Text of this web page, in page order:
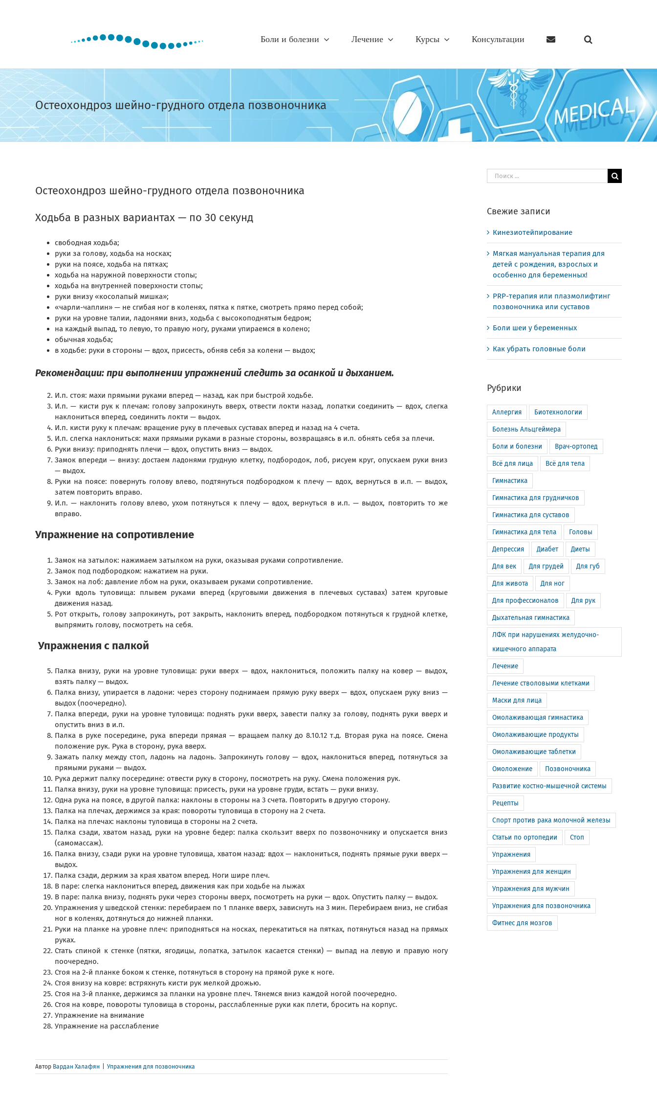
Боли и болезни Лечение Курсы Консультации
Остеохондроз шейно-грудного отдела позвоночника
Image
Остеохондроз шейно-грудного отдела позвоночника
Ходьба в разных вариантах — по 30 секунд
свободная ходьба;
руки за голову, ходьба на носках;
руки на поясе, ходьба на пятках;
ходьба на наружной поверхности стопы;
ходьба на внутренней поверхности стопы;
руки внизу «косолапый мишка»;
«чарли-чаплин» — не сгибая ног в коленях, пятка к пятке, смотреть прямо перед собой;
руки на уровне талии, ладонями вниз, ходьба с высокоподнятым бедром;
на каждый выпад, то левую, то правую ногу, руками упираемся в колено;
обычная ходьба;
в ходьбе: руки в стороны — вдох, присесть, обняв себя за колени — выдох;
Рекомендации: при выполнении упражнений следить за осанкой и дыханием.
И.п. стоя: махи прямыми руками вперед — назад, как при быстрой ходьбе.
И.п. — кисти рук к плечам: голову запрокинуть вверх, отвести локти назад, лопатки соединить — вдох, слегка
наклониться вперед, соединить локти — выдох.
И.п. кисти руку к плечам: вращение руку в плечевых суставах вперед и назад на 4 счета.
И.п. слегка наклониться: махи прямыми руками в разные стороны, возвращаясь в и.п. обнять себя за плечи.
Руки внизу: приподнять плечи — вдох, опустить вниз — выдох.
Замок впереди — внизу: достаем ладонями грудную клетку, подбородок, лоб, рисуем круг, опускаем руки вниз
— выдох.
Руки на поясе: повернуть голову влево, подтянуться подбородком к плечу — вдох, вернуться в и.п. — выдох,
затем повторить вправо.
И.п. — наклонить голову влево, ухом потянуться к плечу — вдох, вернуться в и.п. — выдох, повторить то же
вправо.
Упражнение на сопротивление
Замок на затылок: нажимаем затылком на руки, оказывая руками сопротивление.
Замок под подбородком: нажатием на руки.
Замок на лоб: давление лбом на руки, оказываем руками сопротивление.
Руки вдоль туловища: плывем руками вперед (круговыми движения в плечевых суставах) затем круговые
движения назад.
Рот открыть, голову запрокинуть, рот закрыть, наклонить вперед, подбородком потянуться к грудной клетке,
выпрямить голову, посмотреть на себя.
Упражнения с палкой
Палка внизу, руки на уровне туловища: руки вверх — вдох, наклониться, положить палку на ковер — выдох,
взять палку — выдох.
Палка внизу, упирается в ладони: через сторону поднимаем прямую руку вверх — вдох, опускаем руку вниз —
выдох (поочередно).
Палка впереди, руки на уровне туловища: поднять руки вверх, завести палку за голову, поднять руки вверх и
опустить вниз в и.п.
Палка в руке посередине, рука впереди прямая — вращаем палку до 8.10.12 т.д. Вторая рука на поясе. Смена
положение рук. Рука в сторону, рука вверх.
Зажать палку между стоп, ладонь на ладонь. Запрокинуть голову — вдох, наклониться вперед, потянуться за
прямыми руками — выдох.
Рука держит палку посередине: отвести руку в сторону, посмотреть на руку. Смена положения рук.
Палка внизу, руки на уровне туловища: присесть, руки на уровне груди, встать — руки внизу.
Одна рука на поясе, в другой палка: наклоны в стороны на 3 счета. Повторить в другую сторону.
Палка на плечах, держимся за края: повороты туловища в сторону на 2 счета.
Палка на плечах: наклоны туловища в стороны на 2 счета.
Палка сзади, хватом назад, руки на уровне бедер: палка скользит вверх по позвоночнику и опускается вниз
(самомассаж).
Палка внизу, сзади руки на уровне туловища, хватом назад: вдох — наклониться, поднять прямые руки вверх —
выдох.
Палка сзади, держим за края хватом вперед. Ноги шире плеч.
В паре: слегка наклониться вперед, движения как при ходьбе на лыжах
В паре: палка внизу, поднять руки через стороны вверх, посмотреть на руки — вдох. Опустить палку — выдох.
Упражнения у шведской стенки: перебираем по 1 планке вверх, зависнуть на 3 мин. Перебираем вниз, не сгибая
ног в коленях, дотянуться до нижней планки.
Руки на планке на уровне плеч: приподняться на носках, перекатиться на пятках, потянуться назад на прямых
руках.
Стать спиной к стенке (пятки, ягодицы, лопатка, затылок касается стенки) — выпад на левую и правую ногу
поочередно.
Стоя на 2-й планке боком к стенке, потянуться в сторону на прямой руке к ноге.
Стоя внизу на ковре: встряхнуть кисти рук мелкой дрожью.
Стоя на 3-й планке, держимся за планки на уровне плеч. Тянемся вниз каждой ногой поочередно.
Стоя на ковре, повороты туловища в стороны, расслабленные руки как плети, бросить на корпус.
Упражнение на внимание
Упражнение на расслабление
Автор Вардан Халафян Упражнения для позвоночника
Результат
поиска:
Свежие записи
Кинезиотейпирование
Мягкая мануальная терапия для
детей с рождения, взрослых и
особенно для беременных!
PRP-терапия или плазмолифтинг
позвоночника или суставов
Боли шеи у беременных
Как убрать головные боли
Рубрики
Аллергия Биотехнологии
Болезнь Альцгеймера
Боли и болезни Врач-ортопед
Всё для лица Всё для тела
Гимнастика
Гимнастика для грудничков
Гимнастика для суставов
Гимнастика для тела Головы
Депрессия Диабет Диеты
Для век Для грудей Для губ
Для живота Для ног
Для профессионалов Для рук
Дыхательная гимнастика
ЛФК при нарушениях желудочно-
кишечного аппарата
Лечение
Лечение стволовыми клетками
Маски для лица
Омолаживающая гимнастика
Омолаживающие продукты
Омолаживающие таблетки
Омоложение Позвоночника
Развитие костно-мышечной системы
Рецепты
Спорт против рака молочной железы
Статьи по ортопедии Стоп
Упражнения
Упражнения для женщин
Упражнения для мужчин
Упражнения для позвоночника
Фитнес для мозгов